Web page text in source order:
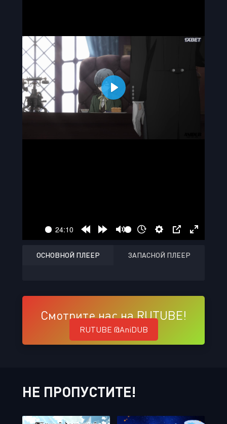
ОСНОВНОЙ ПЛЕЕР ЗАПАСНОЙ ПЛЕЕР
Смотрите нас на RUTUBE!
RUTUBE @AniDUB
НЕ ПРОПУСТИТЕ!